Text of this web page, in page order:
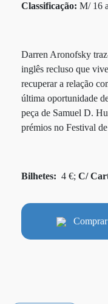
Classificação: M/ 16
Darren Aronofsky
inglês recluso que
recuperar a relação
última oportunidade
peça de Samuel D.
prémios no Festival
Bilhetes: 4 €; C/
Comprar